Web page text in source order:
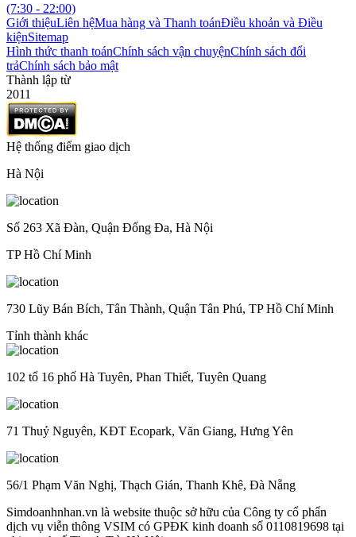
(7:30 - 22:00)
Giới thiệuLiên hệMua hàng và Thanh toánĐiều khoản và Điều
kiệnSitemap
Hình thức thanh toánChính sách vận chuyệnChính sách đổi
trảChính sách bảo mật
Thành lập từ
2011
Hệ thống điểm giao dịch
Hà Nội
Số 263 Xã Đàn, Quận Đống Đa, Hà Nội
TP Hồ Chí Minh
730 Lũy Bán Bích, Tân Thành, Quận Tân Phú, TP Hồ Chí Minh
Tỉnh thành khác
102 tổ 16 phố Hà Tuyên, Phan Thiết, Tuyên Quang
71 Thuỷ Nguyên, KĐT Ecopark, Văn Giang, Hưng Yên
56/1 Phạm Văn Nghị, Thạch Gián, Thanh Khê, Đà Nẵng
Simdoanhnhan.vn là website thuộc sở hữu của Công ty cổ phẩn
dịch vụ viễn thông VSIM có GPĐK kinh doanh số 0110819698 tại